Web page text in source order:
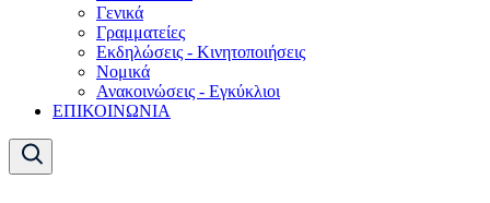
Γενικά
Γραμματείες
Εκδηλώσεις - Κινητοποιήσεις
Νομικά
Ανακοινώσεις - Εγκύκλιοι
ΕΠΙΚΟΙΝΩΝΙΑ